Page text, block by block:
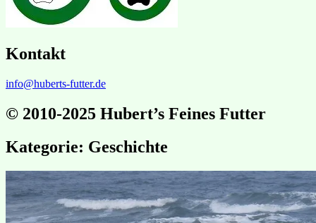
Kontakt
info@huberts-futter.de
© 2010-2025 Hubert’s Feines Futter
Kategorie: Geschichte